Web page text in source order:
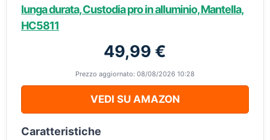
lunga durata, Custodia pro in alluminio, Mantella,
HC5811
49,99 €
Prezzo aggiornato: 08/08/2026 10:28
VEDI SU AMAZON
Caratteristiche